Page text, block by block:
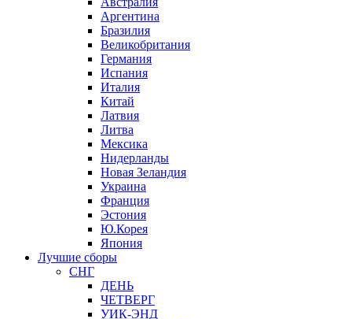
Аргентина
Бразилия
Великобритания
Германия
Испания
Италия
Китай
Латвия
Литва
Мексика
Нидерланды
Новая Зеландия
Украина
Франция
Эстония
Ю.Корея
Япония
Лучшие сборы
СНГ
ДЕНЬ
ЧЕТВЕРГ
УИК-ЭНД